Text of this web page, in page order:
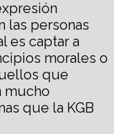
las personas
es captar a
morales o
que
mucho
que la KGB